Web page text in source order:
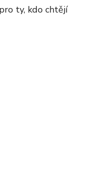
ty, kdo chtějí